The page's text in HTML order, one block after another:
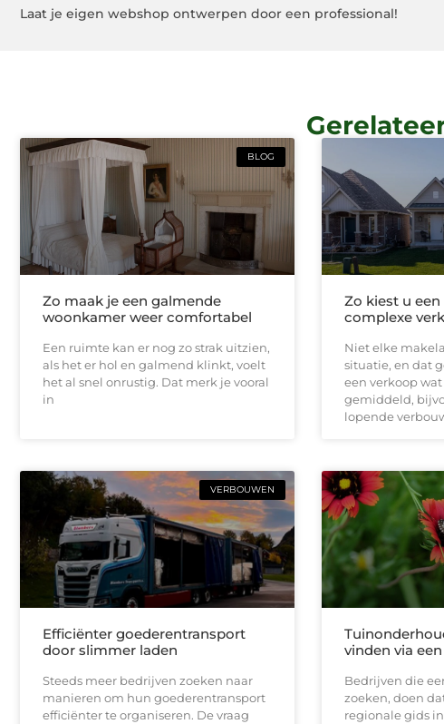
Laat je eigen webshop ontwerpen door een professional!
BLOG
Zo maak je een galmende
woonkamer weer comfortabel
Een ruimte kan er nog zo strak uitzien,
als het er hol en galmend klinkt, voelt
het al snel onrustig. Dat merk je vooral
in
Zo kiest u
complexe
Niet elke
situatie, en dat
een verkoop
gemiddeld,
lopende
VERBOUWEN
Efficiënter goederentransport
door slimmer laden
Steeds meer bedrijven zoeken naar
manieren om hun goederentransport
efficiënter te organiseren. De vraag
vinden via
Bedrijven die
zoeken, doen
regionale gids